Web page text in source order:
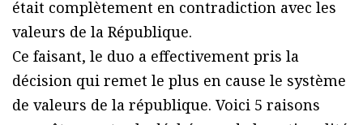
était complètement en contradiction avec les
valeurs de la République.
Ce faisant, le duo a effectivement pris la
décision qui remet le plus en cause le système
de valeurs de la république. Voici 5 raisons